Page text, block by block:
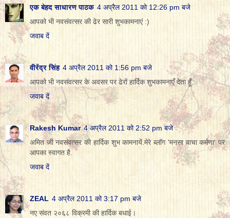
एक बेहद साधारण पाठक 4 अप्रैल 2011 को 12:26 pm बजे
आपको भी नवसंवत्सर की ढेर सारी शुभकामनाएं :)
जवाब दें
वीरेंद्र सिंह 4 अप्रैल 2011 को 1:56 pm बजे
आपको भी नवसंवत्सर के अवसर पर ढेरों हार्दिक शुभकामनाएँ देता हूँ.
जवाब दें
Rakesh Kumar 4 अप्रैल 2011 को 2:52 pm बजे
अमित जी नवसंवत्सर की हार्दिक शुभ कामनायें.मेरे ब्लॉग 'मनसा वाचा कर्मणा' पर
आपका स्वागत है.
जवाब दें
ZEAL 4 अप्रैल 2011 को 3:17 pm बजे
नए संवत २०६८ विक्रमी की हार्दिक बधाई।